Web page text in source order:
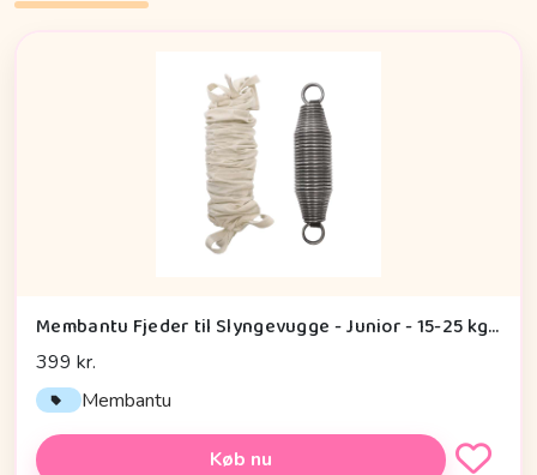
Membantu Fjeder til Slyngevugge - Junior - 15-25 kg - Natur
399 kr.
Membantu
Køb nu
Følg Babyen.dk
Få inspiration og tips til hverdagen – følg os på
sociale medier.
Facebook
Instagram